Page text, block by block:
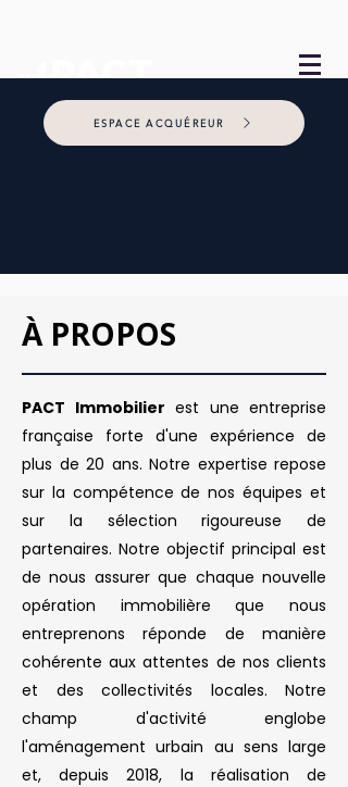
ESPACE ACQUÉREUR
À PROPOS
PACT Immobilier est une entreprise
française forte d'une expérience de
plus de 20 ans. Notre expertise repose
sur la compétence de nos équipes et
sur la sélection rigoureuse de
partenaires. Notre objectif principal est
de nous assurer que chaque nouvelle
opération immobilière que nous
entreprenons réponde de manière
cohérente aux attentes de nos clients
et des collectivités locales.​ Notre
champ d'activité englobe
l'aménagement urbain au sens large
et, depuis 2018, la réalisation de